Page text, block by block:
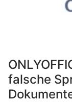
falsche